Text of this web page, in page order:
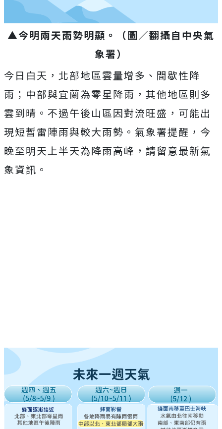
▲今明兩天雨勢明顯。（圖／翻攝自中央氣
象署）
今日白天，北部地區雲量增多、間歇性降
雨；中部與宜蘭為零星降雨，其他地區則多
雲到晴。不過午後山區因對流旺盛，可能出
現短暫雷陣雨與較大雨勢。氣象署提醒，今
晚至明天上半天為降雨高峰，請留意最新氣
象資訊。